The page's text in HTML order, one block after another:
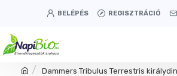
BELÉPÉS REGISZTRÁCIÓ
Dammers Tribulus Terrestris